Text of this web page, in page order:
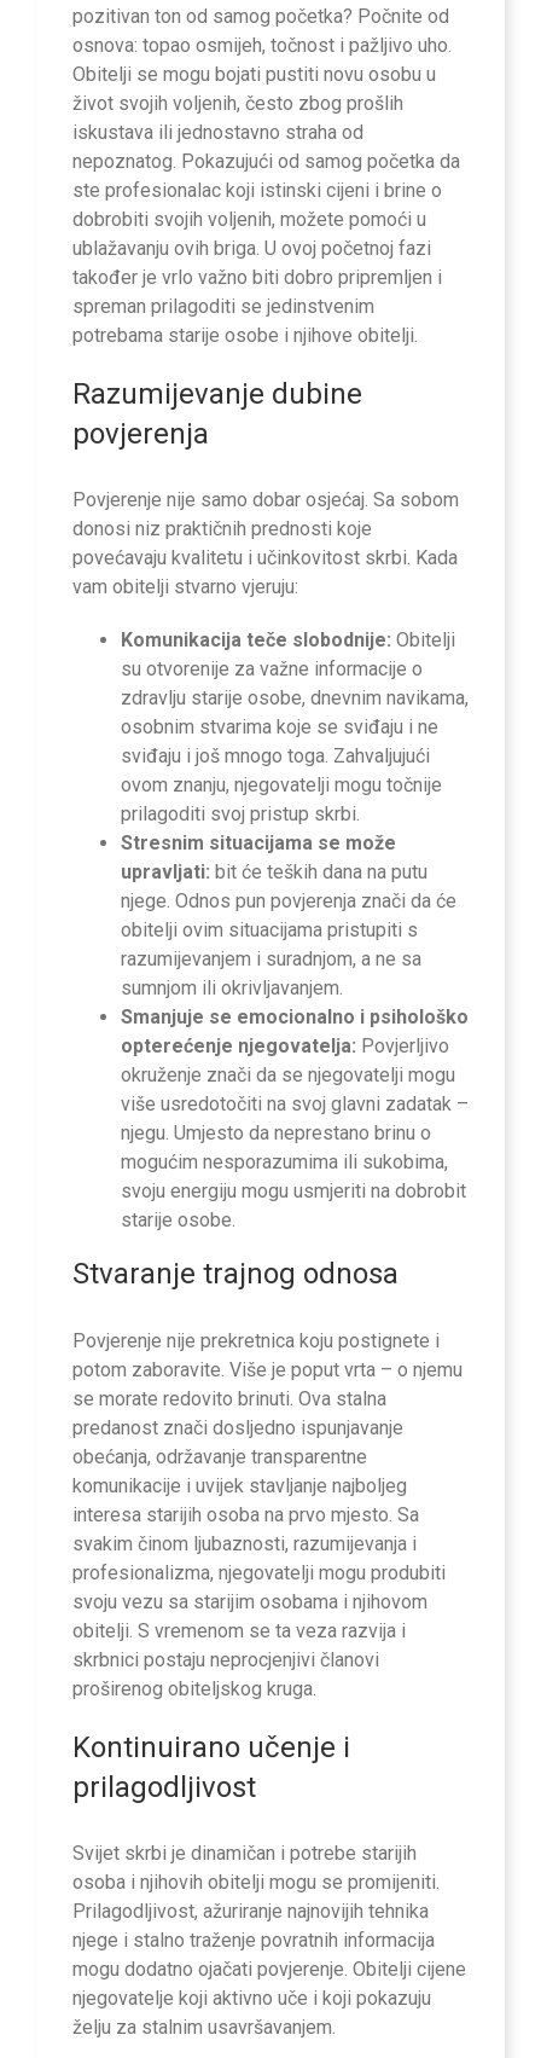
pozitivan ton od samog početka? Počnite od
osnova: topao osmijeh, točnost i pažljivo uho.
Obitelji se mogu bojati pustiti novu osobu u
život svojih voljenih, često zbog prošlih
iskustava ili jednostavno straha od
nepoznatog. Pokazujući od samog početka da
ste profesionalac koji istinski cijeni i brine o
dobrobiti svojih voljenih, možete pomoći u
ublažavanju ovih briga. U ovoj početnoj fazi
također je vrlo važno biti dobro pripremljen i
spreman prilagoditi se jedinstvenim
potrebama starije osobe i njihove obitelji.
Razumijevanje dubine
povjerenja
Povjerenje nije samo dobar osjećaj. Sa sobom
donosi niz praktičnih prednosti koje
povećavaju kvalitetu i učinkovitost skrbi. Kada
vam obitelji stvarno vjeruju:
Komunikacija teče slobodnije: Obitelji
su otvorenije za važne informacije o
zdravlju starije osobe, dnevnim navikama,
osobnim stvarima koje se sviđaju i ne
sviđaju i još mnogo toga. Zahvaljujući
ovom znanju, njegovatelji mogu točnije
prilagoditi svoj pristup skrbi.
Stresnim situacijama se može
upravljati: bit će teških dana na putu
njege. Odnos pun povjerenja znači da će
obitelji ovim situacijama pristupiti s
razumijevanjem i suradnjom, a ne sa
sumnjom ili okrivljavanjem.
Smanjuje se emocionalno i psihološko
opterećenje njegovatelja: Povjerljivo
okruženje znači da se njegovatelji mogu
više usredotočiti na svoj glavni zadatak –
njegu. Umjesto da neprestano brinu o
mogućim nesporazumima ili sukobima,
svoju energiju mogu usmjeriti na dobrobit
starije osobe.
Stvaranje trajnog odnosa
Povjerenje nije prekretnica koju postignete i
potom zaboravite. Više je poput vrta – o njemu
se morate redovito brinuti. Ova stalna
predanost znači dosljedno ispunjavanje
obećanja, održavanje transparentne
komunikacije i uvijek stavljanje najboljeg
interesa starijih osoba na prvo mjesto. Sa
svakim činom ljubaznosti, razumijevanja i
profesionalizma, njegovatelji mogu produbiti
svoju vezu sa starijim osobama i njihovom
obitelji. S vremenom se ta veza razvija i
skrbnici postaju neprocjenjivi članovi
proširenog obiteljskog kruga.
Kontinuirano učenje i
prilagodljivost
Svijet skrbi je dinamičan i potrebe starijih
osoba i njihovih obitelji mogu se promijeniti.
Prilagodljivost, ažuriranje najnovijih tehnika
njege i stalno traženje povratnih informacija
mogu dodatno ojačati povjerenje. Obitelji cijene
njegovatelje koji aktivno uče i koji pokazuju
želju za stalnim usavršavanjem.